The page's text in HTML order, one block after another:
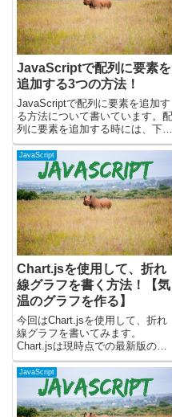
JavaScriptで配列に要素を
追加する3つの方法！
JavaScriptで配列に要素を追加す
る方法について書いています。配
列に要素を追加する時には、下記
のメソッドを使います。・push
メソッド(配列の末尾に要素を追
加)・unshiftメソッド(配列の先頭
に要素を追加)・spliceメソッド
(...
JavaScript
Chart.jsを使用して、折れ
線グラフを書く方法！【気
温のグラフを作る】
今回はChart.jsを使用して、折れ
線グラフを書いてみます。
Chart.jsは現時点での最新版のバ
ージョン3.7.1を使用していま
す。少しずつ実装を変えていっ
て、最終的に下記のような折れ線
グラフを作成します。Chart.jsを
使用して、折...
JavaScript